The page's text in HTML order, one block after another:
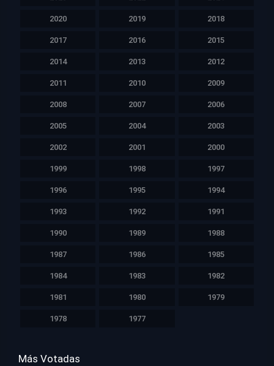
2020 2019 2018
2017 2016 2015
2014 2013 2012
2011 2010 2009
2008 2007 2006
2005 2004 2003
2002 2001 2000
1999 1998 1997
1996 1995 1994
1993 1992 1991
1990 1989 1988
1987 1986 1985
1984 1983 1982
1981 1980 1979
1978 1977
Más Votadas